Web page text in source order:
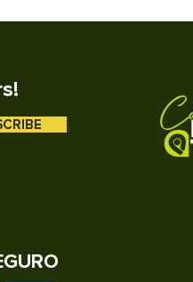
DE RESERVA
OPERAR